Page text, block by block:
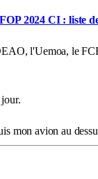
2024 CI : liste
l'Uemoa, le
mon avion au